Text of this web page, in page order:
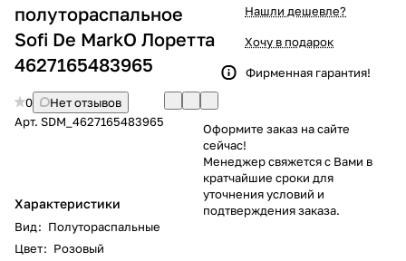
полутораспальное
Sofi De MarkO Лоретта
4627165483965
0
Нет отзывов
Арт. SDM_4627165483965
Характеристики
Вид: Полутораспальные
Цвет: Розовый
Нашли дешевле?
Хочу в подарок
Фирменная гарантия!
Оформите заказ на сайте
сейчас!
Менеджер свяжется с Вами в
кратчайшие сроки для
уточнения условий и
подтверждения заказа.